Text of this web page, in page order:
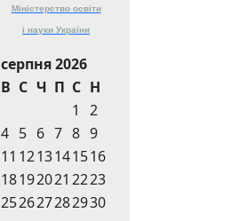
Міністерство освіти
і науки України
серпня 2026
В С Ч П С Н
1
2
4 5 6 7 8 9
11 1213141516
18192021 2223
252627282930